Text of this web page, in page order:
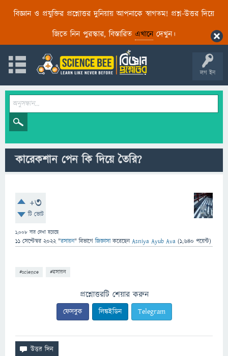
বিজ্ঞান ও প্রযুক্তির প্রশ্নোত্তর দুনিয়ায় আপনাকে স্বাগতম! প্রশ্ন-উত্তর দিয়ে
জিতে নিন পুরস্কার, বিস্তারিত এখানেদেখুন।
লগ ইন
কারেকশান পেন কি দিয়ে তৈরি?
+3
টি ভোট
1,008 বার দেখা হয়েছে
11 সেপ্টেম্বর 2022 "রসায়ন" বিভাগে জিজ্ঞাসাকরেছেনAsniya Ayub Ava (1,640 পয়েন্ট)
#science #রসায়ন
প্রশ্নোত্তরটি শেয়ার করুন
ফেসবুক লিঙ্কইডিন Telegram